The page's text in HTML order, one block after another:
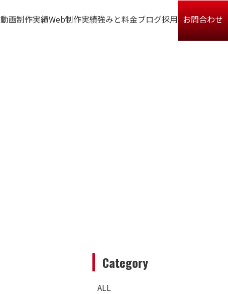
動画制作実績Web制作実績強みと料金ブログ採用 お問合わせ
Category
ALL